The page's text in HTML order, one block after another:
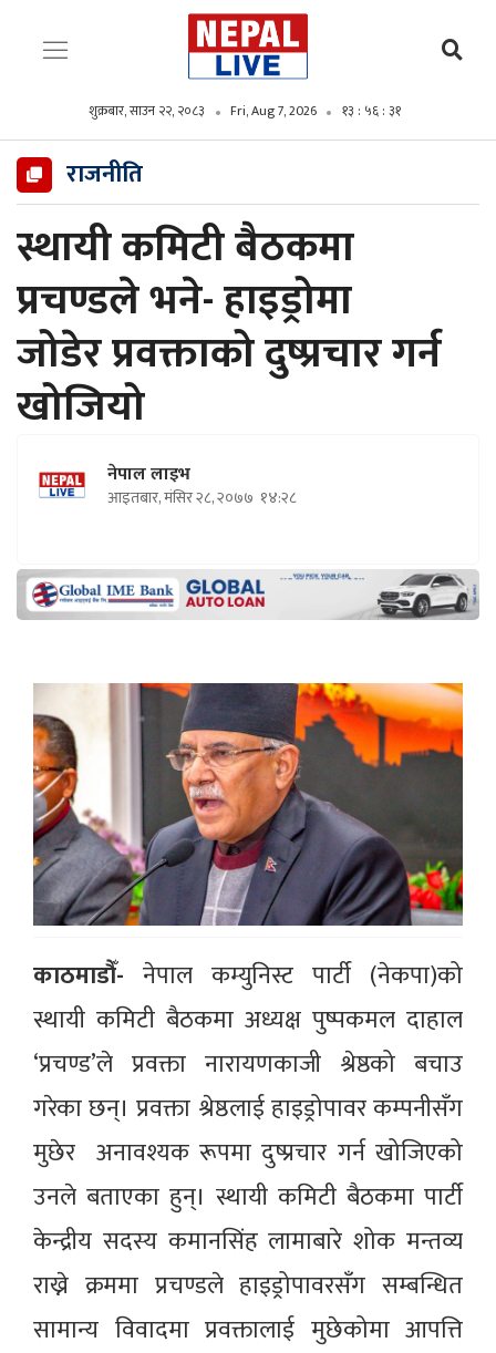
शुक्रबार, साउन २२, २०८३ Fri, Aug 7, 2026 १३ : ५६ : ३३
राजनीति
स्थायी कमिटी बैठकमा
प्रचण्डले भने- हाइड्रोमा
जोडेर प्रवक्ताको दुष्प्रचार गर्न
खोजियो
नेपाल लाइभ
आइतबार, मंसिर २८, २०७७ १४:२८
काठमाडौँ- नेपाल कम्युनिस्ट पार्टी (नेकपा)को
स्थायी कमिटी बैठकमा अध्यक्ष पुष्पकमल दाहाल
‘प्रचण्ड’ले प्रवक्ता नारायणकाजी श्रेष्ठको बचाउ
गरेका छन्। प्रवक्ता श्रेष्ठलाई हाइड्रोपावर कम्पनीसँग
मुछेर अनावश्यक रूपमा दुष्प्रचार गर्न खोजिएको
उनले बताएका हुन्। स्थायी कमिटी बैठकमा पार्टी
केन्द्रीय सदस्य कमानसिंह लामाबारे शोक मन्तव्य
राख्ने क्रममा प्रचण्डले हाइड्रोपावरसँग सम्बन्धित
सामान्य विवादमा प्रवक्तालाई मुछेकोमा आपत्ति